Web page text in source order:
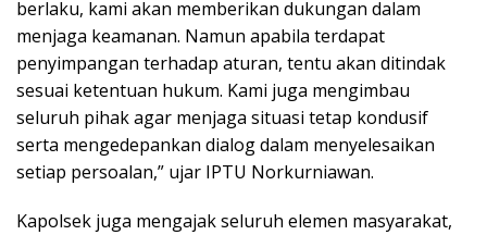
berlaku, kami akan memberikan dukungan dalam
menjaga keamanan. Namun apabila terdapat
penyimpangan terhadap aturan, tentu akan ditindak
sesuai ketentuan hukum. Kami juga mengimbau
seluruh pihak agar menjaga situasi tetap kondusif
serta mengedepankan dialog dalam menyelesaikan
setiap persoalan,” ujar IPTU Norkurniawan.
Kapolsek juga mengajak seluruh elemen masyarakat,